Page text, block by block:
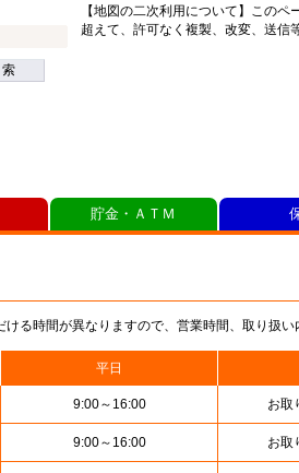
【地図の二次利用について】この
超えて、許可なく複製、改変、送信
る時間が異なりますので、営業時間、取り扱い
平日
9:00～16:00 お取
9:00～16:00 お取
貯金・ＡＴＭ